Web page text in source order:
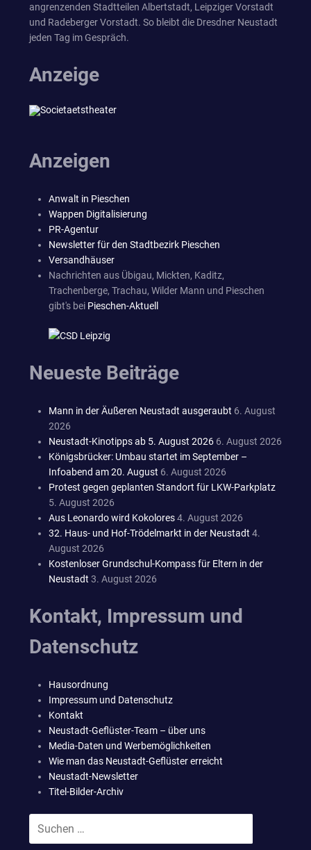
angrenzenden Stadtteilen Albertstadt, Leipziger Vorstadt
und Radeberger Vorstadt. So bleibt die Dresdner Neustadt
jeden Tag im Gespräch.
Anzeige
Anzeigen
Anwalt in Pieschen
Wappen Digitalisierung
PR-Agentur
Newsletter für den Stadtbezirk Pieschen
Versandhäuser
Nachrichten aus Übigau, Mickten, Kaditz,
Trachenberge, Trachau, Wilder Mann und Pieschen
gibt's bei Pieschen-Aktuell
Neueste Beiträge
Mann in der Äußeren Neustadt ausgeraubt 6. August
2026
Neustadt-Kinotipps ab 5. August 2026 6. August 2026
Königsbrücker: Umbau startet im September –
Infoabend am 20. August 6. August 2026
Protest gegen geplanten Standort für LKW-Parkplatz
5. August 2026
Aus Leonardo wird Kokolores4. August 2026
32. Haus- und Hof-Trödelmarkt in der Neustadt 4.
August 2026
Kostenloser Grundschul-Kompass für Eltern in der
Neustadt 3. August 2026
Kontakt, Impressum und
Datenschutz
Hausordnung
Impressum und Datenschutz
Kontakt
Neustadt-Geflüster-Team – über uns
Media-Daten und Werbemöglichkeiten
Wie man das Neustadt-Geflüster erreicht
Neustadt-Newsletter
Titel-Bilder-Archiv